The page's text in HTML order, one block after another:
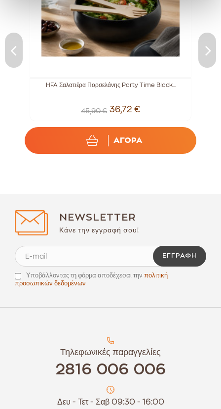
HFA Σαλατιέρα Πορσελάνης Party Time Black...
45,90 € 36,72 €
ΑΓΟΡΑ
NEWSLETTER
Κάνε την εγγραφή σου!
ΕΓΓΡΑΦΉ
Υποβάλλοντας τη φόρμα αποδέχεσαι την πολιτική
προσωπικών δεδομένων
Τηλεφωνικές παραγγελίες
2816 006 006
Δευ - Τετ - Σαβ 09:30 - 16:00